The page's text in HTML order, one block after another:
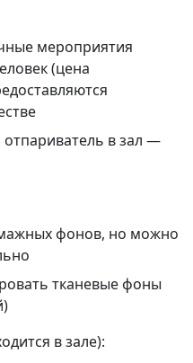
мероприятия
(цена
в зал —
фонов, но можно
тканевые фоны
в зале):